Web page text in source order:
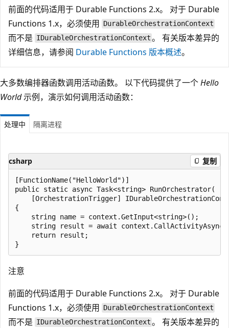
前面的代码适用于 Durable Functions 2.x。 对于 Durable
Functions 1.x，必须使用 DurableOrchestrationContext
而不是 IDurableOrchestrationContext 。 有关版本差异的
详细信息，请参阅 Durable Functions 版本概述。
大多数编排器函数调用活动函数。 以下代码提供了一个Hello
World示例，演示如何调用活动函数：
处理中 隔离进程
csharp 复制
[FunctionName("HelloWorld")]
public static async Task<string> RunOrchestrator(
[OrchestrationTrigger]
{
    string name = context.GetInput<string>();
string result = await
    return result;
注意
前面的代码适用于 Durable Functions 2.x。 对于 Durable
Functions 1.x，必须使用 DurableOrchestrationContext
而不是 IDurableOrchestrationContext 。 有关版本差异的